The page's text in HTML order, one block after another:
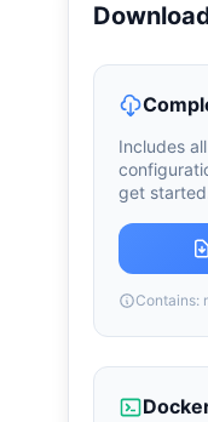
Includes
get
Contains: